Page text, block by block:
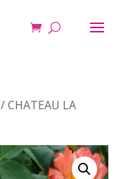
/ CHATEAU LA